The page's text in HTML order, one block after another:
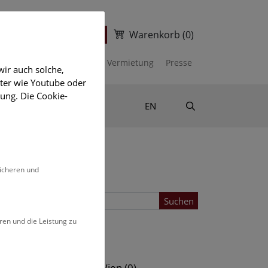
Warenkorb (0)
Vermietung Presse
EN
Suchen
auch solche,
wie Youtube oder
Die Cookie-
und
und die Leistung zu